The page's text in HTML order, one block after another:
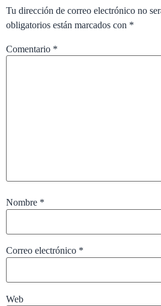
Tu dirección de correo electrónico no
obligatorios están marcados con *
Comentario *
Nombre *
Correo electrónico *
Web